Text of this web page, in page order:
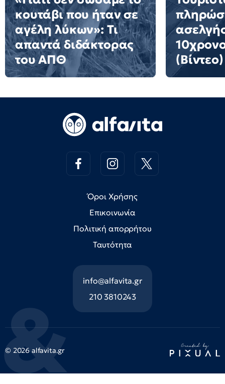
κουτάβι που ήταν σε
αγέλη λύκων»: Τι
απαντά διδάκτορας
του ΑΠΘ
(Βίντεο)
Όροι Χρήσης
Επικοινωνία
Πολιτική απορρήτου
Ταυτότητα
info@alfavita.gr
210 3810243
© 2026 alfavita.gr